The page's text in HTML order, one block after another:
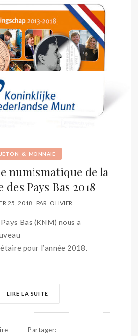
JETON & MONNAIE
numismatique de la
des Pays Bas 2018
25, 2018 PAR OLIVIER
Bas (KNM) nous a
pour l’année 2018.
LIRE LA SUITE
Partager: